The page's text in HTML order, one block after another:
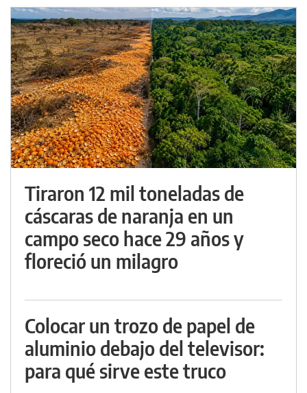
Tiraron 12 mil toneladas de
cáscaras de naranja en un
campo seco hace 29 años y
floreció un milagro
Colocar un trozo de papel de
aluminio debajo del televisor:
para qué sirve este truco